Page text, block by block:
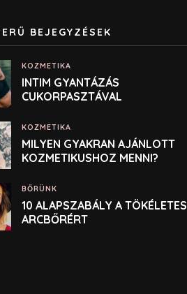
BEJEGYZÉSEK
KOZMETIKA
INTIM GYANTÁZÁS
CUKORPASZTÁVAL
KOZMETIKA
MILYEN GYAKRAN AJÁNLOTT
KOZMETIKUSHOZ MENNI?
BŐRÜNK
10 ALAPSZABÁLY A TÖKÉLETES
ARCBŐRÉRT